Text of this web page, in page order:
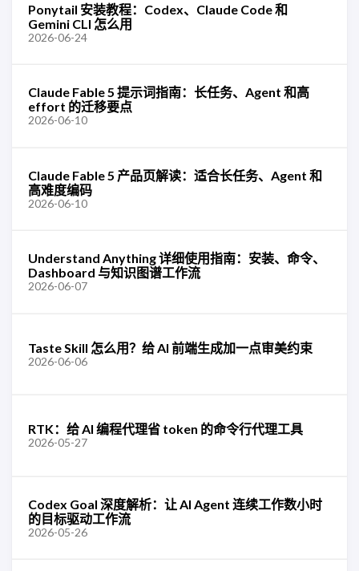
Ponytail 安装教程：Codex、Claude Code 和
Gemini CLI 怎么用
2026-06-24
Claude Fable 5 提示词指南：长任务、Agent 和高
effort 的迁移要点
2026-06-10
Claude Fable 5 产品页解读：适合长任务、Agent 和
高难度编码
2026-06-10
Understand Anything 详细使用指南：安装、命令、
Dashboard 与知识图谱工作流
2026-06-07
Taste Skill 怎么用？给 AI 前端生成加一点审美约束
2026-06-06
RTK：给 AI 编程代理省 token 的命令行代理工具
2026-05-27
Codex Goal 深度解析：让 AI Agent 连续工作数小时
的目标驱动工作流
2026-05-26